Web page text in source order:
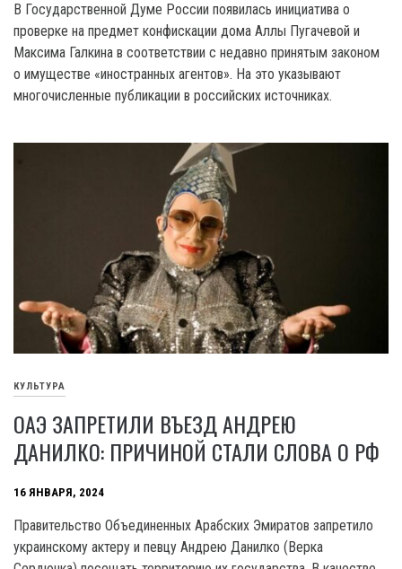
В Государственной Думе России появилась инициатива о
проверке на предмет конфискации дома Аллы Пугачевой и
Максима Галкина в соответствии с недавно принятым законом
о имуществе «иностранных агентов». На это указывают
многочисленные публикации в российских источниках.
КУЛЬТУРА
ОАЭ ЗАПРЕТИЛИ ВЪЕЗД АНДРЕЮ
ДАНИЛКО: ПРИЧИНОЙ СТАЛИ СЛОВА О РФ
16 ЯНВАРЯ, 2024
Правительство Объединенных Арабских Эмиратов запретило
украинскому актеру и певцу Андрею Данилко (Верка